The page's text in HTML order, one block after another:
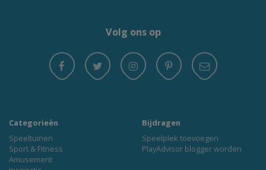
Volg ons op
Categorieën
Speeltuinen
Sport & Fitness
Amusement
Bijdragen
Speelplek toevoegen
PlayAdvisor blogger worden